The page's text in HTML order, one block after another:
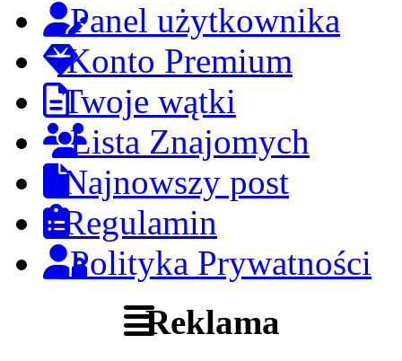
Panel użytkownika
Konto Premium
Twoje wątki
Lista Znajomych
Najnowszy post
Regulamin
Polityka Prywatności
Reklama